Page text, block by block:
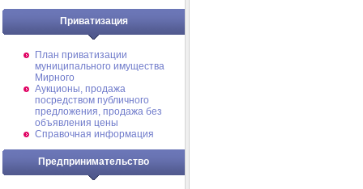
Приватизация
План приватизации
муниципального имущества
Мирного
Аукционы, продажа
посредством публичного
предложения, продажа без
объявления цены
Справочная информация
Предпринимательство